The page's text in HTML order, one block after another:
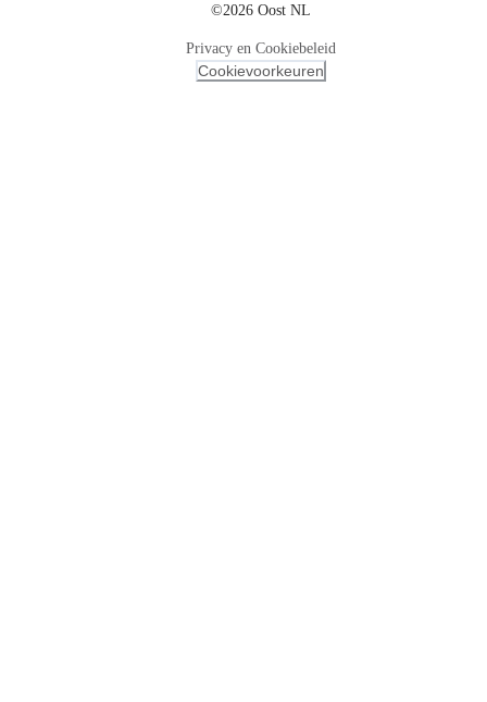
©2026 Oost NL
Privacy en Cookiebeleid
Cookievoorkeuren